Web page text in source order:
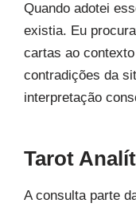
Quando adotei
existia. Eu
cartas ao
contradições da
interpretação
Tarot
A consulta parte